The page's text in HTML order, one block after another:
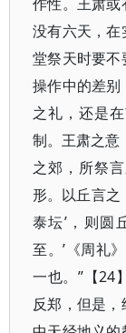
没有六天，
堂祭天时要
操作中的差
之礼，还是
制。王肃之意
之郊，所祭
形。以丘言之
泰坛’，则圆
至。’《周礼
一也。”【24
反郑，但是